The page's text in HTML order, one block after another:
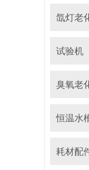
氙灯老
试验机
臭氧老
恒温水
耗材配